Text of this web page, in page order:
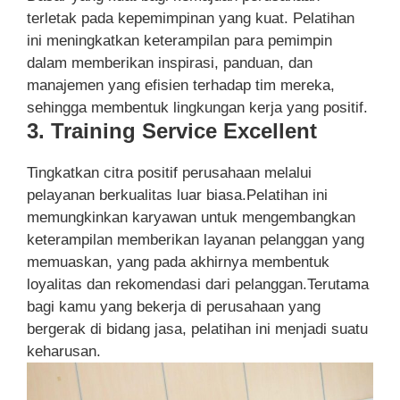
terletak pada kepemimpinan yang kuat. Pelatihan
ini meningkatkan keterampilan para pemimpin
dalam memberikan inspirasi, panduan, dan
manajemen yang efisien terhadap tim mereka,
sehingga membentuk lingkungan kerja yang positif.
3. Training Service Excellent
Tingkatkan citra positif perusahaan melalui
pelayanan berkualitas luar biasa.Pelatihan ini
memungkinkan karyawan untuk mengembangkan
keterampilan memberikan layanan pelanggan yang
memuaskan, yang pada akhirnya membentuk
loyalitas dan rekomendasi dari pelanggan.Terutama
bagi kamu yang bekerja di perusahaan yang
bergerak di bidang jasa, pelatihan ini menjadi suatu
keharusan.